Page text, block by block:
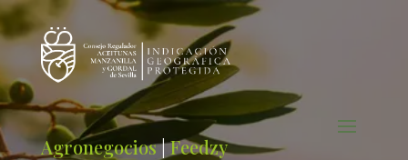
Agronegocios|Feedzy